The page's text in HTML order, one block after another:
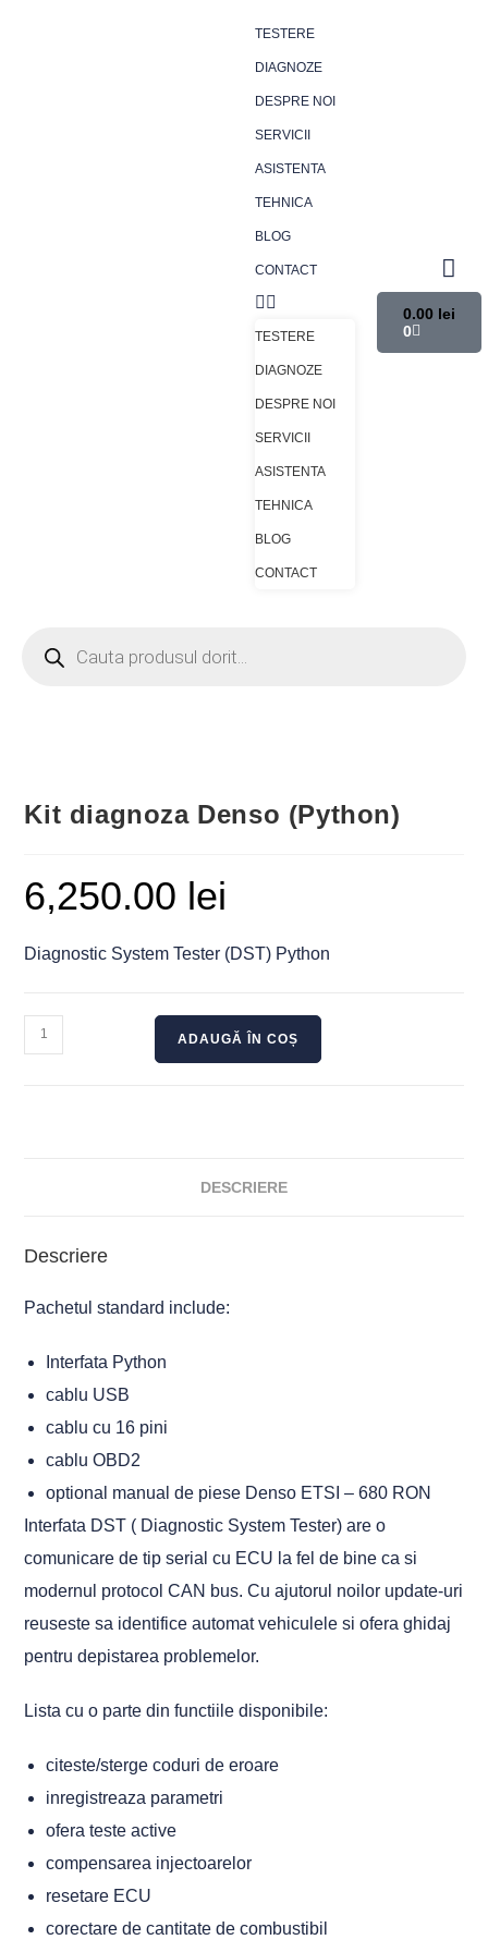
TESTERE
DIAGNOZE
DESPRE NOI
SERVICII
ASISTENTA
TEHNICA
BLOG
CONTACT
TESTERE
DIAGNOZE
DESPRE NOI
SERVICII
ASISTENTA
TEHNICA
BLOG
CONTACT
0.00 lei
0
Kit diagnoza Denso (Python)
6,250.00 lei
Diagnostic System Tester (DST) Python
ADAUGĂ ÎN COȘ
DESCRIERE
Descriere
Pachetul standard include:
Interfata Python
cablu USB
cablu cu 16 pini
cablu OBD2
optional manual de piese Denso ETSI – 680 RON
Interfata DST ( Diagnostic System Tester) are o
comunicare de tip serial cu ECU la fel de bine ca si
modernul protocol CAN bus. Cu ajutorul noilor update-uri
reuseste sa identifice automat vehiculele si ofera ghidaj
pentru depistarea problemelor.
Lista cu o parte din functiile disponibile:
citeste/sterge coduri de eroare
inregistreaza parametri
ofera teste active
compensarea injectoarelor
resetare ECU
corectare de cantitate de combustibil